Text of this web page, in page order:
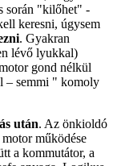
során "kilőhet" -
keresni, úgysem
. Gyakran
lévő lyukkal)
gond nélkül
– semmi " komoly
után. Az önkioldó
motor működése
a kommutátor, a